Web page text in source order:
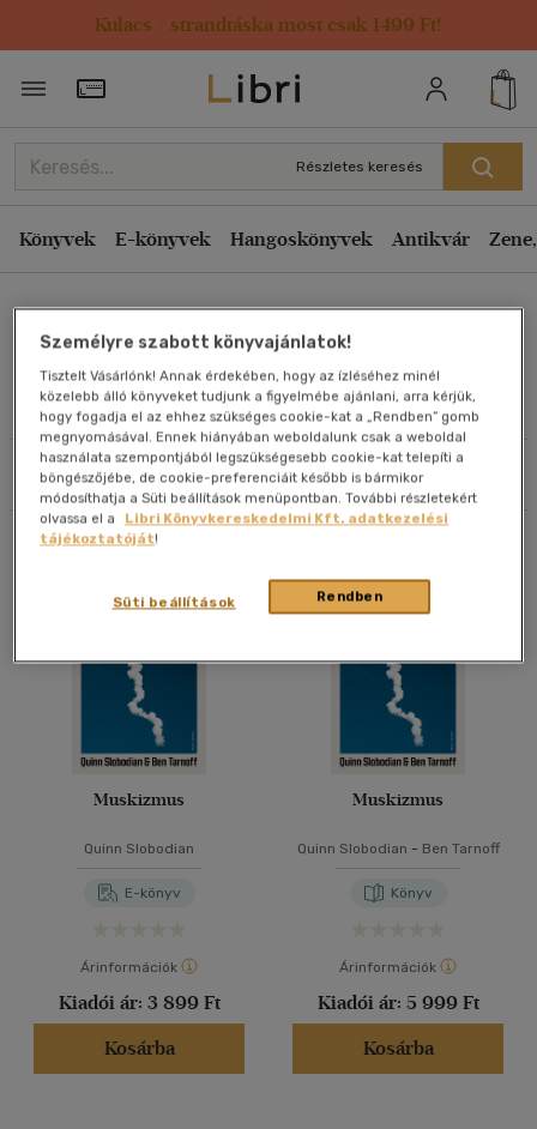
Kulacs / strandtáska most csak 1499 Ft!
Törzsvásárlói Kártya adatai
Részletes keresés
Könyvek E-könyvek Hangoskönyvek Antikvár
Quinn Slobodian
Művei
Szűrés Rendezés
Rendezés
Kiadás éve szerint csökkenő
Ár szerint csökkenő
Eladott darabszám szerint csökkenő
Eladott darabszám szerint növekvő
Cím szerint A-Z
Szerző szerint A-Z
Megjelenítés
20 db / oldal
Alkalmaz
Muskizmus
Quinn Slobodian
E-könyv
Árinformációk
Kiadói ár: 3 899 Ft
Kosárba
Muskizmus
Quinn Slobodian - Ben Tarnoff
Könyv
Árinformációk
Kiadói ár: 5 999 Ft
Kosárba
Személyre szabott könyvajánlatok!
Tisztelt Vásárlónk! Annak érdekében, hogy az ízléséhez minél
közelebb álló könyveket tudjunk a figyelmébe ajánlani, arra kérjük,
hogy fogadja el az ehhez szükséges cookie-kat a „Rendben” gomb
megnyomásával. Ennek hiányában weboldalunk csak a weboldal
használata szempontjából legszükségesebb cookie-kat telepíti a
böngészőjébe, de cookie-preferenciáit később is bármikor
módosíthatja a Süti beállítások menüpontban. További részletekért
olvassa el a
Libri Könyvkereskedelmi Kft. adatkezelési
tájékoztatóját!
Rendben
Süti beállítások